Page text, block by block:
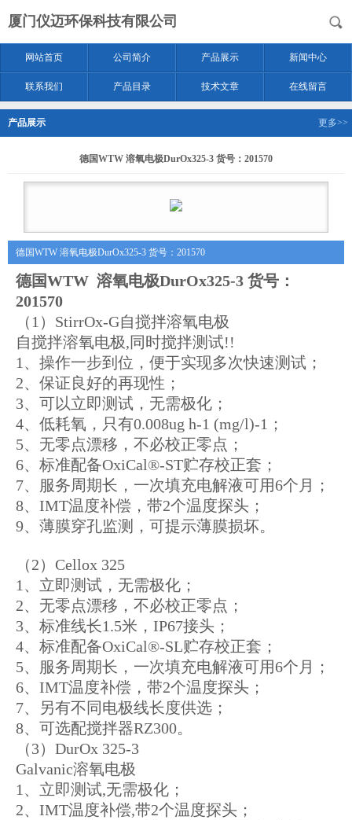
厦门仪迈环保科技有限公司
网站首页 公司简介 产品展示 新闻中心
联系我们 产品目录 技术文章 在线留言
产品展示 更多>>
德国WTW 溶氧电极DurOx325-3 货号：201570
德国WTW 溶氧电极DurOx325-3 货号：201570
德国WTW 溶氧电极DurOx325-3 货号：
201570
（1）StirrOx-G自搅拌溶氧电极
自搅拌溶氧电极,同时搅拌测试!!
1、操作一步到位，便于实现多次快速测试；
2、保证良好的再现性；
3、可以立即测试，无需极化；
4、低耗氧，只有0.008ug h-1 (mg/l)-1；
5、无零点漂移，不必校正零点；
6、标准配备OxiCal®-ST贮存校正套；
7、服务周期长，一次填充电解液可用6个月；
8、IMT温度补偿，带2个温度探头；
9、薄膜穿孔监测，可提示薄膜损坏。
（2）Cellox 325
1、立即测试，无需极化；
2、无零点漂移，不必校正零点；
3、标准线长1.5米，IP67接头；
4、标准配备OxiCal®-SL贮存校正套；
5、服务周期长，一次填充电解液可用6个月；
6、IMT温度补偿，带2个温度探头；
7、另有不同电极线长度供选；
8、可选配搅拌器RZ300。
（3）DurOx 325-3
Galvanic溶氧电极
1、立即测试,无需极化；
2、IMT温度补偿,带2个温度探头；